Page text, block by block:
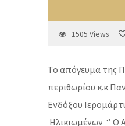
1505 Views
Το απόγευμα της
περιθωρίου κ.κ
Ενδόξου
Ηλικιωμένων ‘’